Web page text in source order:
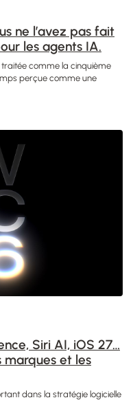
ne l’avez pas fait
les agents IA.
comme la cinquième
perçue comme une
Siri AI, iOS 27…
marques et les
dans la stratégie logicielle